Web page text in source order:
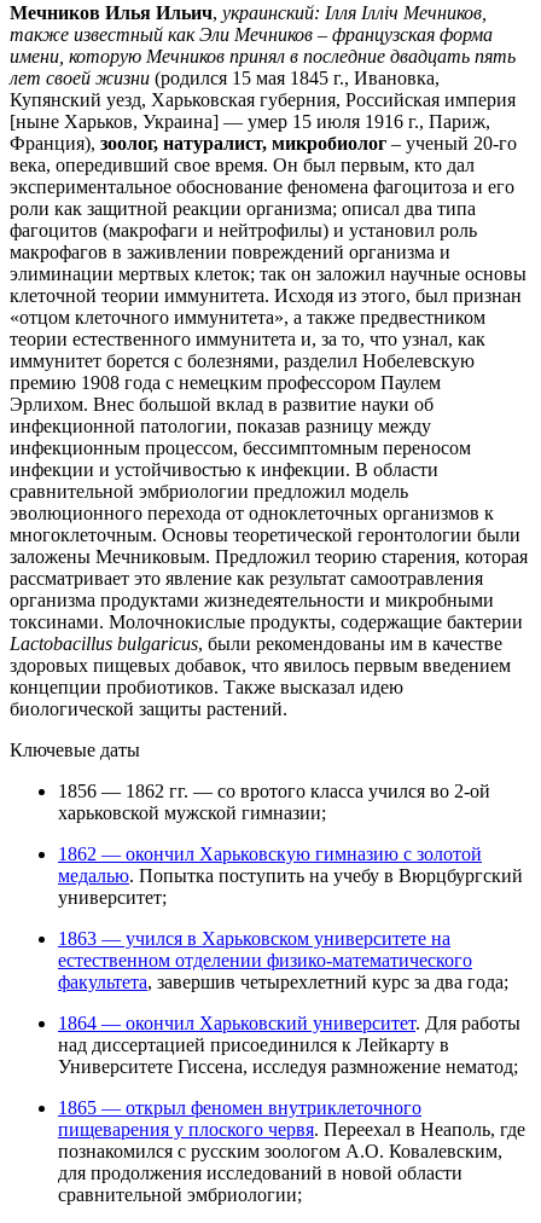
Мечников Илья Ильич, украинский: Ілля Ілліч Мечников,
также известный как Эли Мечников – французская форма
имени, которую Мечников принял в последние двадцать пять
лет своей жизни (родился 15 мая 1845 г., Ивановка,
Купянский уезд, Харьковская губерния, Российская империя
[ныне Харьков, Украина] — умер 15 июля 1916 г., Париж,
Франция), зоолог, натуралист, микробиолог – ученый 20-го
века, опередивший свое время. Он был первым, кто дал
экспериментальное обоснование феномена фагоцитоза и его
роли как защитной реакции организма; описал два типа
фагоцитов (макрофаги и нейтрофилы) и установил роль
макрофагов в заживлении повреждений организма и
элиминации мертвых клеток; так он заложил научные основы
клеточной теории иммунитета. Исходя из этого, был признан
«отцом клеточного иммунитета», а также предвестником
теории естественного иммунитета и, за то, что узнал, как
иммунитет борется с болезнями, разделил Нобелевскую
премию 1908 года с немецким профессором Паулем
Эрлихом. Внес большой вклад в развитие науки об
инфекционной патологии, показав разницу между
инфекционным процессом, бессимптомным переносом
инфекции и устойчивостью к инфекции. В области
сравнительной эмбриологии предложил модель
эволюционного перехода от одноклеточных организмов к
многоклеточным. Основы теоретической геронтологии были
заложены Мечниковым. Предложил теорию старения, которая
рассматривает это явление как результат самоотравления
организма продуктами жизнедеятельности и микробными
токсинами. Молочнокислые продукты, содержащие бактерии
Lactobacillus bulgaricus, были рекомендованы им в качестве
здоровых пищевых добавок, что явилось первым введением
концепции пробиотиков. Также высказал идею
биологической защиты растений.
Ключевые даты
1856 — 1862 гг. — со вротого класса учился во 2-ой
харьковской мужской гимназии;
1862 — окончил Харьковскую гимназию с золотой
медалью. Попытка поступить на учебу в Вюрцбургский
университет;
1863 — учился в Харьковском университете на
естественном отделении физико-математического
факультета, завершив четырехлетний курс за два года;
1864 — окончил Харьковский университет. Для работы
над диссертацией присоединился к Лейкарту в
Университете Гиссена, исследуя размножение нематод;
1865 — открыл феномен внутриклеточного
пищеварения у плоского червя. Переехал в Неаполь, где
познакомился с русским зоологом А.О. Ковалевским,
для продолжения исследований в новой области
сравнительной эмбриологии;